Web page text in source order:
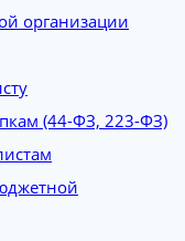
организации
(44-ФЗ, 223-ФЗ)